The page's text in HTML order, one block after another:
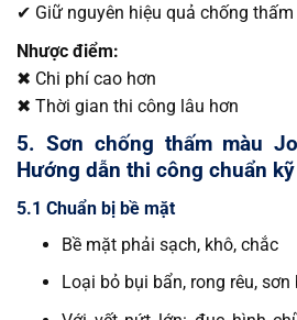
✔ Giữ nguyên hiệu quả chống thấm
Nhược điểm:
✖ Chi phí cao hơn
✖ Thời gian thi công lâu hơn
5. Sơn chống thấm màu
Hướng dẫn thi công chuẩn
5.1 Chuẩn bị bề mặt
Bề mặt phải sạch, khô, chắc
Loại bỏ bụi bẩn, rong rêu, sơn